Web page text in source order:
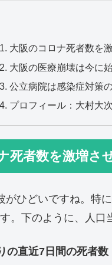
大阪のコロナ死者数を
大阪の医療崩壊は今に
公立病院は感染症対策
プロフィール：大村大
死者数を激増さ
がひどいですね。特
。下のように、人口
の直近7日間の死者数